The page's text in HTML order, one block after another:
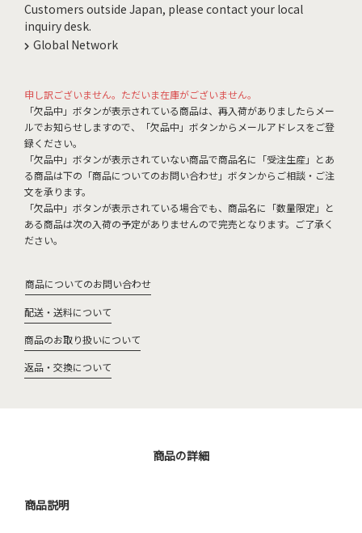
Customers outside Japan, please contact your local
inquiry desk.
Global Network
申し訳ございません。ただいま在庫がございません。
「欠品中」ボタンが表示されている商品は、再入荷がありましたらメー
ルでお知らせしますので、「欠品中」ボタンからメールアドレスをご登
録ください。
「欠品中」ボタンが表示されていない商品で商品名に「受注生産」とあ
る商品は下の「商品についてのお問い合わせ」ボタンからご相談・ご注
文を承ります。
「欠品中」ボタンが表示されている場合でも、商品名に「数量限定」と
ある商品は次の入荷の予定がありませんので完売となります。ご了承く
ださい。
商品についてのお問い合わせ
配送・送料について
商品のお取り扱いについて
返品・交換について
商品の詳細
商品説明